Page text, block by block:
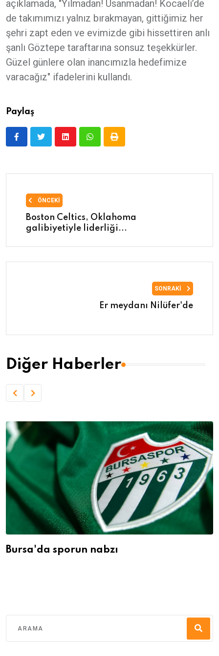
açıklamada, "Yılmadan! Usanmadan! Kocaeli’de
de takımımızı yalnız bırakmayan, gittiğimiz her
şehri zapt eden ve evimizde gibi hissettiren anlı
şanlı Göztepe taraftarına sonsuz teşekkürler.
Güzel günlere olan inancımızla hedefimize
varacağız" ifadelerini kullandı.
Paylaş
ÖNCEKI
Boston Celtics, Oklahoma
galibiyetiyle liderliği...
SONRAKI
Er meydanı Nilüfer'de
Diğer Haberler
Bursa'da sporun nabzı